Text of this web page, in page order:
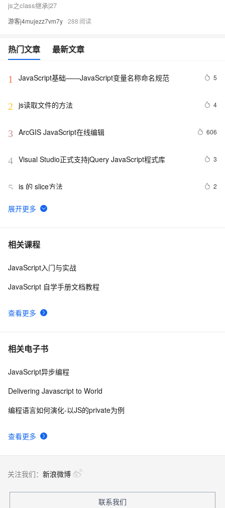
js之class继承|27
游客j4mujezz7vm7y 288
热门文章 最新文章
1 JavaScript基础——JavaScript变量名称命名规范 5
2 js读取文件的方法 4
3 ArcGIS JavaScript在线编辑 606
4 Visual Studio正式支持jQuery JavaScript程式库 3
5 js 的 slice方法 2
6 js 闭包 原型
7 在IE下的JS编程需注意的内存释放问题
8 js 小技巧----复制
相关课程
查看更多
JavaScript入门与实战
JavaScript 自学手册文档教程
相关电子书
查看更多
JavaScript异步编程
Delivering Javascript to World
编程语言如何演化-以JS的private为例
关注我们： 新浪微博
联系我们